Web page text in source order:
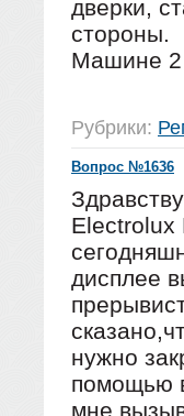
дверки,
стороны.
Машине 2
Рубрики:
Вопрос №1636
Electrolux
дисплее
нужно
помощью
мне